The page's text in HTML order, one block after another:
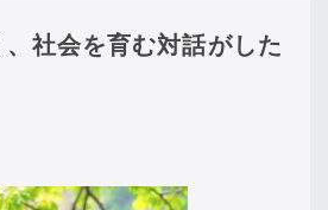
社会を育む対話がした